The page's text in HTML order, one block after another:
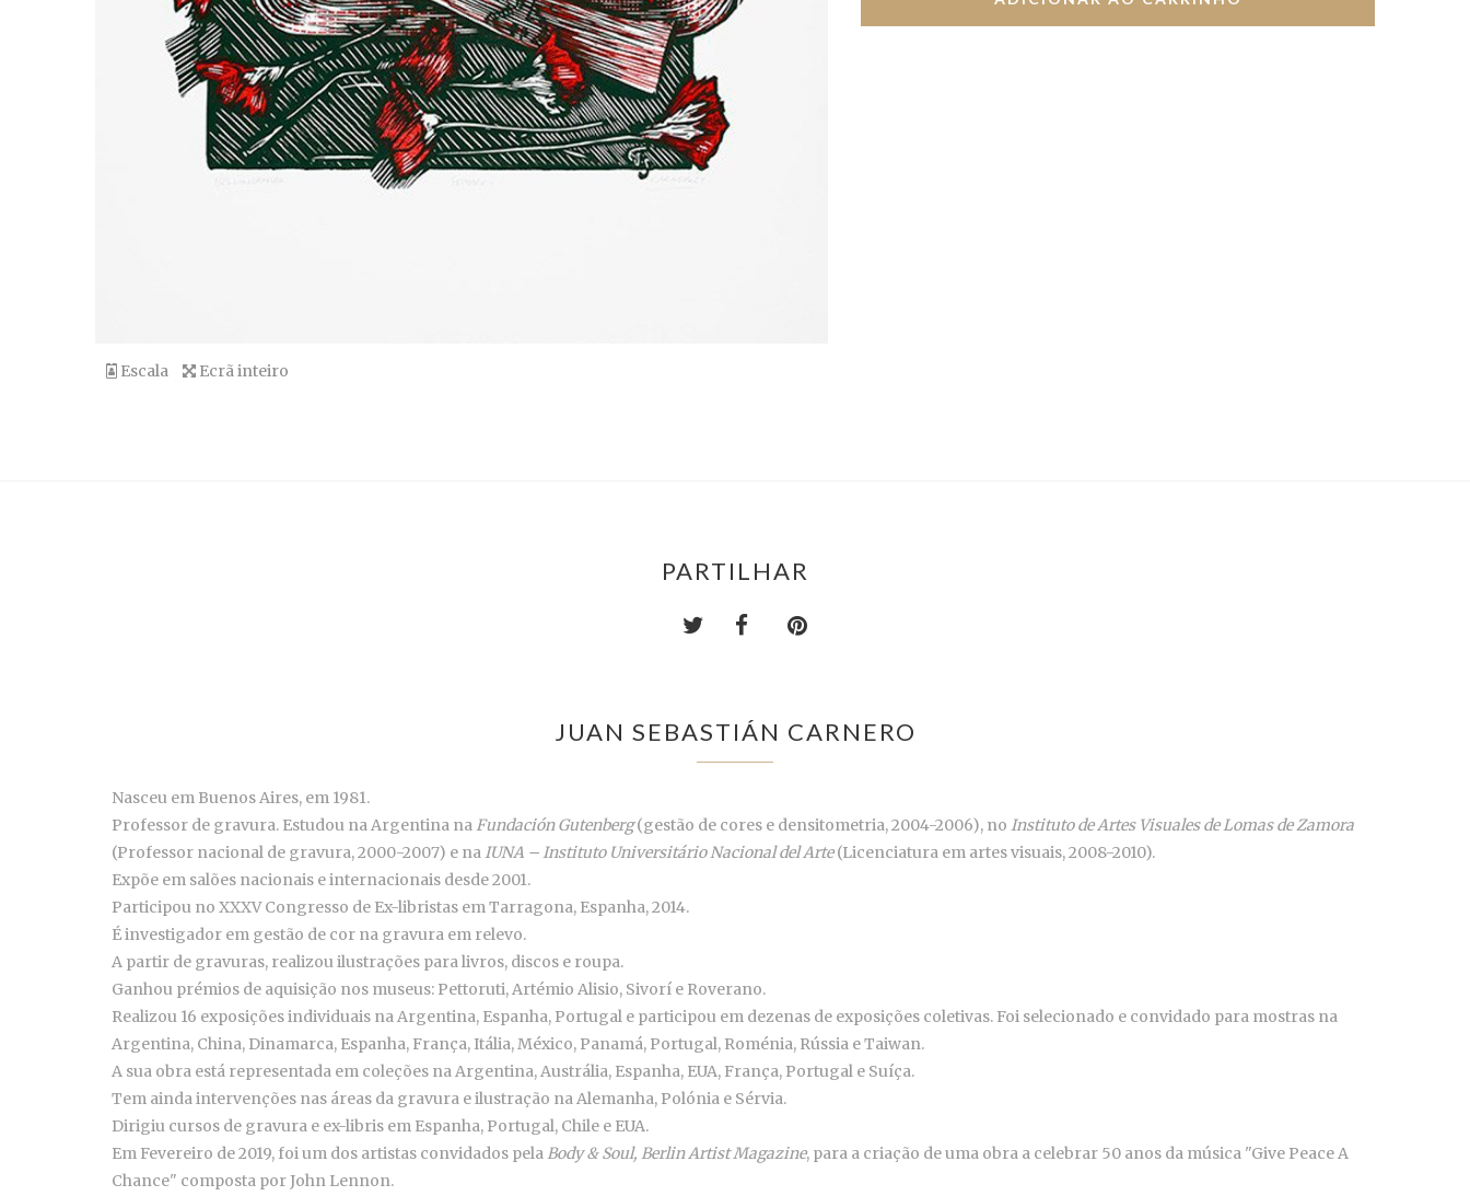
Escala Ecrã inteiro
PARTILHAR
JUAN SEBASTIÁN CARNERO
Nasceu em Buenos Aires, em 1981.
Professor de gravura. Estudou na Argentina na Fundación Gutenberg(gestão de cores e densitometria, 2004-2006), no Instituto de Artes Visuales de Lomas de Zamora
(Professor nacional de gravura, 2000-2007) e na IUNA – Instituto Universitário Nacional del Arte(Licenciatura em artes visuais, 2008-2010).
Expõe em salões nacionais e internacionais desde 2001.
Participou no XXXV Congresso de Ex-libristas em Tarragona, Espanha, 2014.
É investigador em gestão de cor na gravura em relevo.
A partir de gravuras, realizou ilustrações para livros, discos e roupa.
Ganhou prémios de aquisição nos museus: Pettoruti, Artémio Alisio, Sivorí e Roverano.
Realizou 16 exposições individuais na Argentina, Espanha, Portugal e participou em dezenas de exposições coletivas. Foi selecionado e convidado para mostras na
Argentina, China, Dinamarca, Espanha, França, Itália, México, Panamá, Portugal, Roménia, Rússia e Taiwan.
A sua obra está representada em coleções na Argentina, Austrália, Espanha, EUA, França, Portugal e Suíça.
Tem ainda intervenções nas áreas da gravura e ilustração na Alemanha, Polónia e Sérvia.
Dirigiu cursos de gravura e ex-libris em Espanha, Portugal, Chile e EUA.
Em Fevereiro de 2019, foi um dos artistas convidados pela Body & Soul, Berlin Artist Magazine, para a criação de uma obra a celebrar 50 anos da música "Give Peace A
Chance" composta por John Lennon.